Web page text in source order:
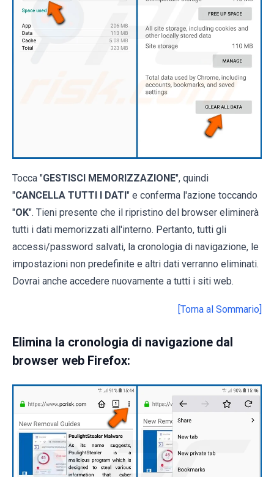
Tocca "GESTISCI MEMORIZZAZIONE", quindi
"CANCELLA TUTTI I DATI" e conferma l'azione toccando
"OK". Tieni presente che il ripristino del browser eliminerà
tutti i dati memorizzati all'interno. Pertanto, tutti gli
accessi/password salvati, la cronologia di navigazione, le
impostazioni non predefinite e altri dati verranno eliminati.
Dovrai anche accedere nuovamente a tutti i siti web.
[Torna al Sommario]
Elimina la cronologia di navigazione dal
browser web Firefox: